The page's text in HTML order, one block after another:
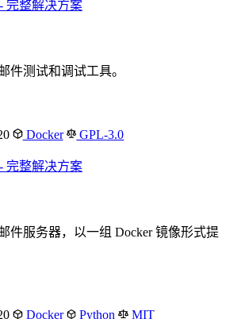
完整解决方案
件测试和调试工具。
Docker GPL-3.0
完整解决方案
件服务器，以一组 Docker 镜像形式提
Docker Python MIT